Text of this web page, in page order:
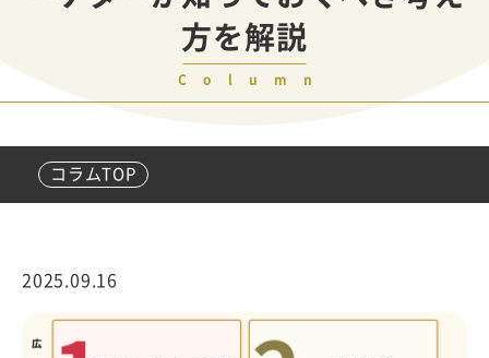
方を解説
Column
コラムTOP
2025.09.16